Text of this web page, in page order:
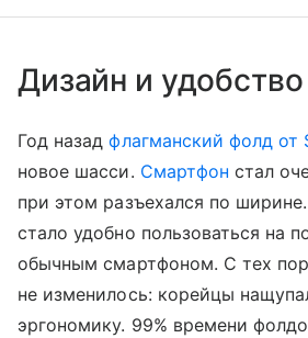
Дизайн и удобство
Год назадфлагманский фолд от
новое шасси. Смартфон стал
при этом разъехался по
стало удобно пользоваться на
обычным смартфоном. С тех пор
не изменилось: корейцы
эргономику. 99% времени